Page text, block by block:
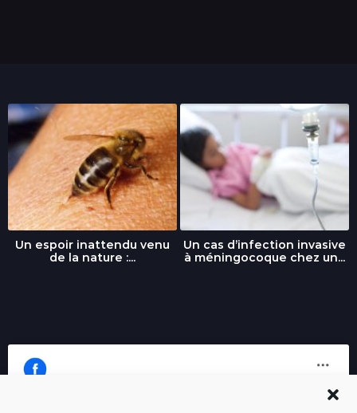
Un espoir inattendu venu
de la nature :...
Un cas d’infection invasive
à méningocoque chez un...